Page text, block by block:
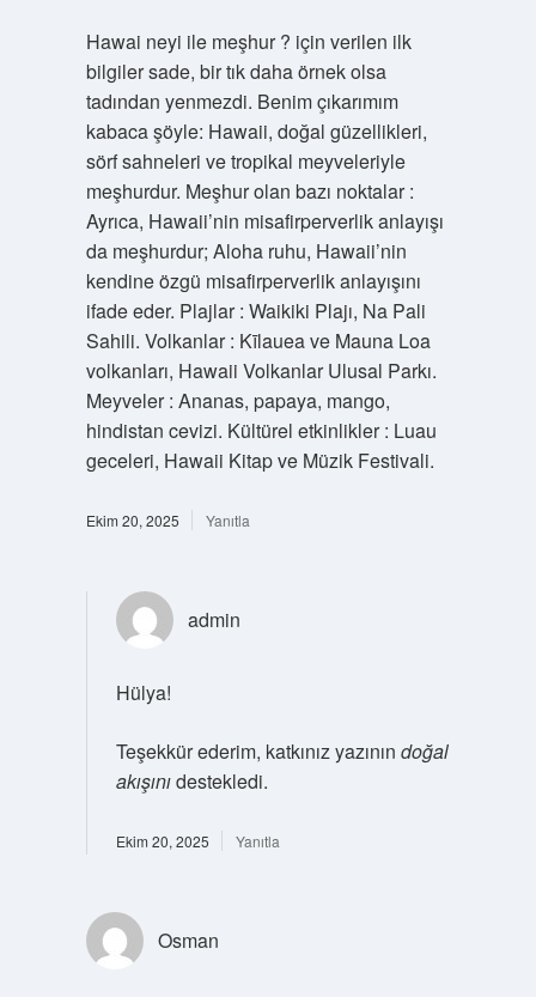
Hawai neyi ile meşhur ? için verilen ilk
bilgiler sade, bir tık daha örnek olsa
tadından yenmezdi. Benim çıkarımım
kabaca şöyle: Hawaii, doğal güzellikleri,
sörf sahneleri ve tropikal meyveleriyle
meşhurdur. Meşhur olan bazı noktalar :
Ayrıca, Hawaii’nin misafirperverlik anlayışı
da meşhurdur; Aloha ruhu, Hawaii’nin
kendine özgü misafirperverlik anlayışını
ifade eder. Plajlar : Waikiki Plajı, Na Pali
Sahili. Volkanlar : Kīlauea ve Mauna Loa
volkanları, Hawaii Volkanlar Ulusal Parkı.
Meyveler : Ananas, papaya, mango,
hindistan cevizi. Kültürel etkinlikler : Luau
geceleri, Hawaii Kitap ve Müzik Festivali.
Ekim 20, 2025 Yanıtla
admin
Hülya!
Teşekkür ederim, katkınız yazının doğal
akışınıdestekledi.
Ekim 20, 2025 Yanıtla
Osman